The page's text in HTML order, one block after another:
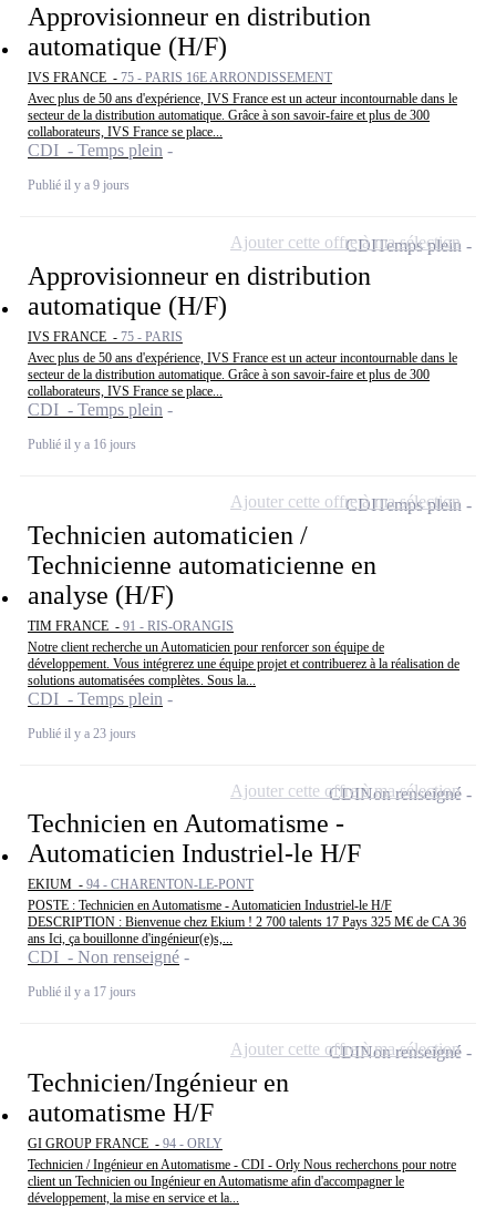
Approvisionneur en distribution
automatique (H/F)
IVS FRANCE - 75 - PARIS 16E ARRONDISSEMENT
Avec plus de 50 ans d'expérience, IVS France est un acteur incontournable dans le
secteur de la distribution automatique. Grâce à son savoir-faire et plus de 300
collaborateurs, IVS France se place...
CDI - Temps plein
Publié il y a 9 jours
Approvisionneur en distribution
automatique (H/F)
IVS FRANCE - 75 - PARIS
Avec plus de 50 ans d'expérience, IVS France est un acteur incontournable dans le
secteur de la distribution automatique. Grâce à son savoir-faire et plus de 300
collaborateurs, IVS France se place...
CDI - Temps plein
Publié il y a 16 jours
CDITemps plein
Ajouter cette offre à ma sélection
Technicien automaticien /
Technicienne automaticienne en
analyse (H/F)
TIM FRANCE - 91 - RIS-ORANGIS
Notre client recherche un Automaticien pour renforcer son équipe de
développement. Vous intégrerez une équipe projet et contribuerez à la réalisation de
solutions automatisées complètes. Sous la...
CDI - Temps plein
Publié il y a 23 jours
CDITemps plein
Ajouter cette offre à ma sélection
Technicien en Automatisme -
Automaticien Industriel-le H/F
EKIUM - 94 - CHARENTON-LE-PONT
POSTE : Technicien en Automatisme - Automaticien Industriel-le H/F
DESCRIPTION : Bienvenue chez Ekium ! 2 700 talents 17 Pays 325 M€ de CA 36
ans Ici, ça bouillonne d'ingénieur(e)s,...
CDI - Non renseigné
Publié il y a 17 jours
CDINon renseigné
Ajouter cette offre à ma sélection
Technicien/Ingénieur en
automatisme H/F
GI GROUP FRANCE - 94 - ORLY
Technicien / Ingénieur en Automatisme - CDI - Orly Nous recherchons pour notre
client un Technicien ou Ingénieur en Automatisme afin d'accompagner le
développement, la mise en service et la...
CDINon renseigné
Ajouter cette offre à ma sélection